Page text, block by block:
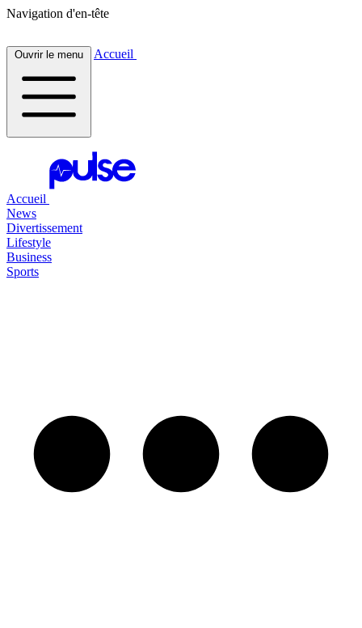
Navigation d'en-tête
Ouvrir le menu Accueil
Accueil
News
Divertissement
Lifestyle
Business
Sports